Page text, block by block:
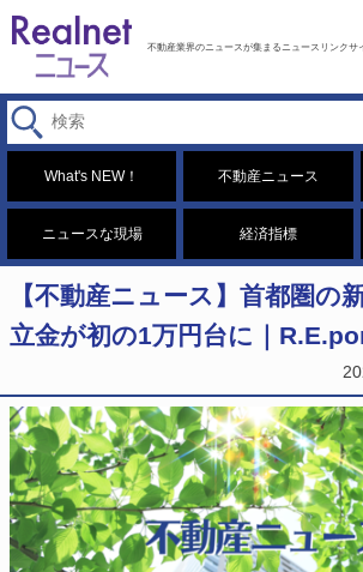
不動産業界のニュースが集まるニュースリンクサ
What's NEW！ 不動産ニュース
ニュースな現場 経済指標
【不動産ニュース】首都圏の
立金が初の1万円台に｜